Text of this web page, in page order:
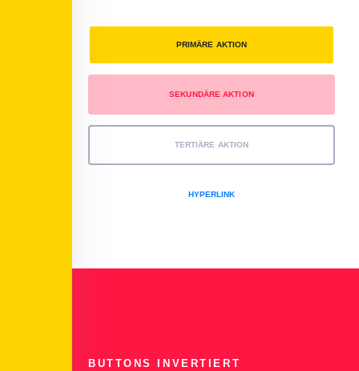
PRIMÄRE AKTION
SEKUNDÄRE AKTION
TERTIÄRE AKTION
HYPERLINK
BUTTONS INVERTIERT